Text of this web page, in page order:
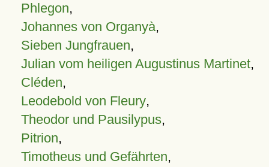
Phlegon,
Johannes von Organyà,
Sieben Jungfrauen,
Julian vom heiligen Augustinus Martinet,
Cléden,
Leodebold von Fleury,
Theodor und Pausilypus,
Pitrion,
Timotheus und Gefährten,